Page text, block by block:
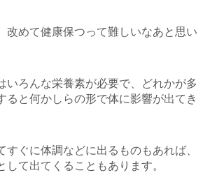
改めて健康保つって難しいなあと思い
いろんな栄養素が必要で、どれかが多
ると何かしらの形で体に影響が出てき
すぐに体調などに出るものもあれば、
て出てくることもあります。